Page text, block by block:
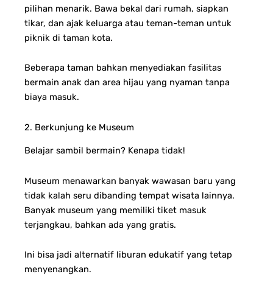
pilihan menarik. Bawa bekal dari rumah, siapkan
tikar, dan ajak keluarga atau teman-teman untuk
piknik di taman kota.
Beberapa taman bahkan menyediakan fasilitas
bermain anak dan area hijau yang nyaman tanpa
biaya masuk.
2. Berkunjung ke Museum
Belajar sambil bermain? Kenapa tidak!
Museum menawarkan banyak wawasan baru yang
tidak kalah seru dibanding tempat wisata lainnya.
Banyak museum yang memiliki tiket masuk
terjangkau, bahkan ada yang gratis.
Ini bisa jadi alternatif liburan edukatif yang tetap
menyenangkan.